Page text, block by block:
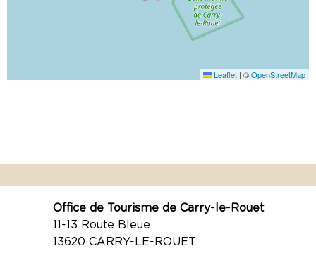
Leaflet | ©OpenStreetMap
Office de Tourisme de Carry-le-Rouet
11-13 Route Bleue
13620 CARRY-LE-ROUET